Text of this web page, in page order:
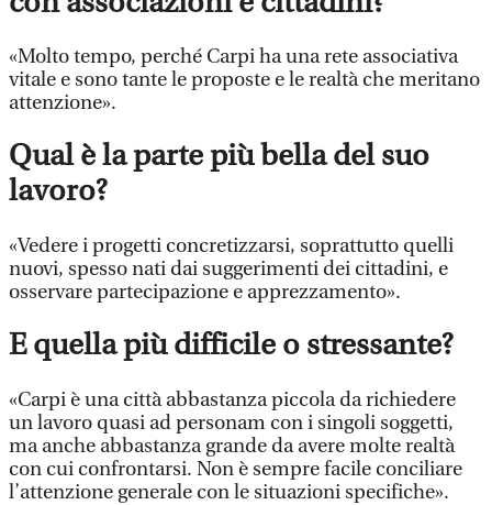
«Molto tempo, perché Carpi ha una rete associativa
vitale e sono tante le proposte e le realtà che meritano
attenzione».
Qual è la parte più bella del suo
lavoro?
«Vedere i progetti concretizzarsi, soprattutto quelli
nuovi, spesso nati dai suggerimenti dei cittadini, e
osservare partecipazione e apprezzamento».
E quella più difficile o stressante?
«Carpi è una città abbastanza piccola da richiedere
un lavoro quasi ad personam con i singoli soggetti,
ma anche abbastanza grande da avere molte realtà
con cui confrontarsi. Non è sempre facile conciliare
l’attenzione generale con le situazioni specifiche».